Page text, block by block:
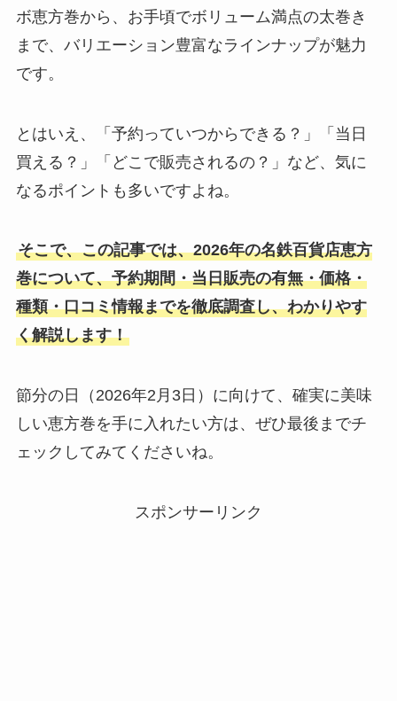
ボ恵方巻から、お手頃でボリューム満点の太巻き
まで、バリエーション豊富なラインナップが魅力
です。
とはいえ、「予約っていつからできる？」「当日
買える？」「どこで販売されるの？」など、気に
なるポイントも多いですよね。
そこで、この記事では、2026年の名鉄百貨店恵方
巻について、予約期間・当日販売の有無・価格・
種類・口コミ情報までを徹底調査し、わかりやす
く解説します！
節分の日（2026年2月3日）に向けて、確実に美味
しい恵方巻を手に入れたい方は、ぜひ最後までチ
ェックしてみてくださいね。
スポンサーリンク